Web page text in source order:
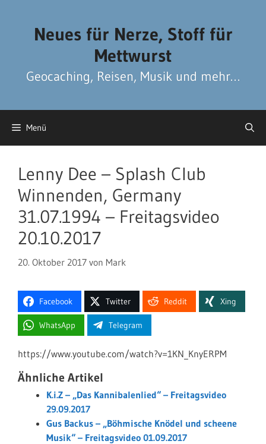
Neues für Nerze, Stoff für
Mettwurst
Geocaching, Reisen, Musik und mehr…
Menü
Lenny Dee – Splash Club
Winnenden, Germany
31.07.1994 – Freitagsvideo
20.10.2017
20. Oktober 2017 von Mark
Facebook Twitter Reddit Xing
WhatsApp Telegram
https://www.youtube.com/watch?v=1KN_KnyERPM
Ähnliche Artikel
K.i.Z – „Das Kannibalenlied“ – Freitagsvideo
29.09.2017
Gus Backus – „Böhmische Knödel und scheene
Musik“ – Freitagsvideo 01.09.2017